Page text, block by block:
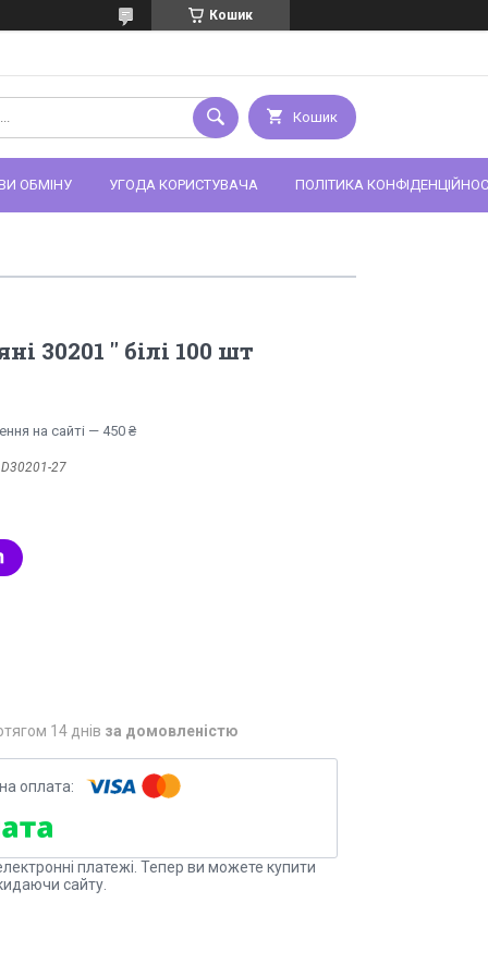
Кошик
Кошик
ОБМІНУ УГОДА КОРИСТУВАЧА ПОЛІТИКА
30201 " білі 100 шт
на сайті — 450 ₴
D30201-27
14 днів за домовленістю
платежі. Тепер ви можете купити
сайту.